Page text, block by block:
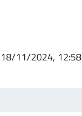
18/11/2024, 12:58